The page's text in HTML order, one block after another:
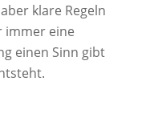
klare Regeln
immer eine
einen Sinn gibt